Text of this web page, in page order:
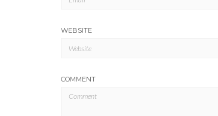
WEBSITE
COMMENT